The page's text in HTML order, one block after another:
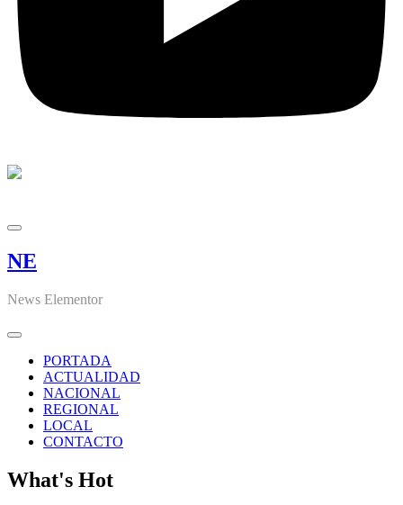
NE
News Elementor
PORTADA
ACTUALIDAD
NACIONAL
REGIONAL
LOCAL
CONTACTO
What's Hot